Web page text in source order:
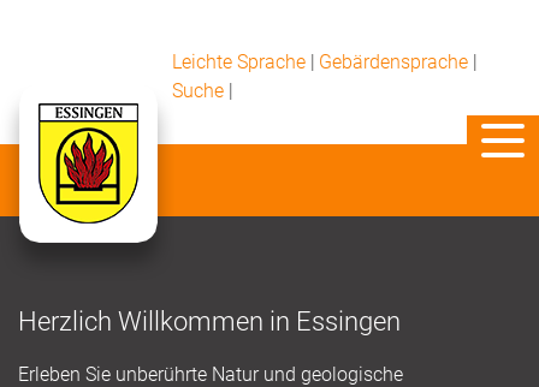
Leichte Sprache | Gebärdensprache |
Suche |
Herzlich Willkommen in Essingen
Erleben Sie unberührte Natur und geologische